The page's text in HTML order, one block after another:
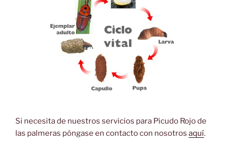
Si necesita de nuestros servicios para Picudo Rojo de
las palmeras póngase en contacto con nosotros aquí.